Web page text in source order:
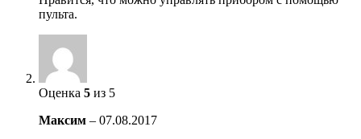
пульта.
Оценка 5 из 5
Максим – 07.08.2017